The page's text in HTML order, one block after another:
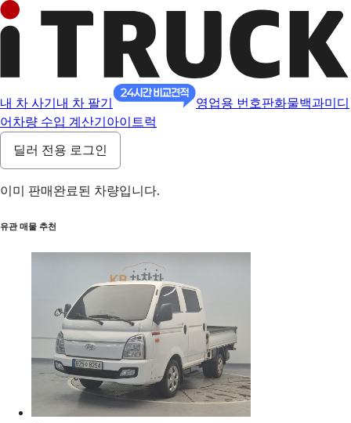
내 차 사기 내 차 팔기 영업용 번호판화물백과미디
어 차량 수입 계산기 아이트럭
딜러 전용 로그인
이미 판매완료된 차량입니다.
유관 매물 추천